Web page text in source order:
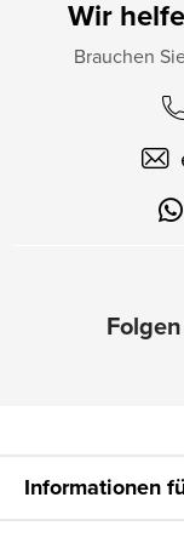
Wir
Brauchen
Informationen